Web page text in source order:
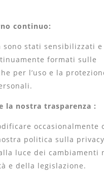
continuo:
sono stati sensibilizzati e
formati sulle
per l’uso e la
la nostra trasparenza :
occasionalmente
politica sulla
luce dei cambiamenti
e della legislazione.